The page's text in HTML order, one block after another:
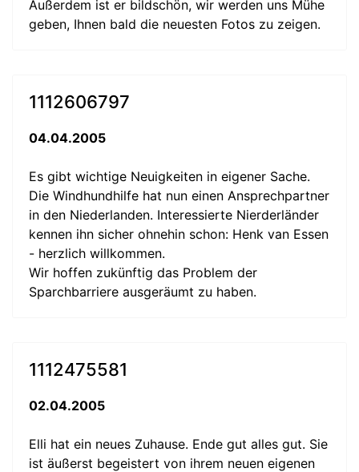
Außerdem ist er bildschön, wir werden uns Mühe
geben, Ihnen bald die neuesten Fotos zu zeigen.
1112606797
04.04.2005
Es gibt wichtige Neuigkeiten in eigener Sache.
Die Windhundhilfe hat nun einen Ansprechpartner
in den Niederlanden. Interessierte Nierderländer
kennen ihn sicher ohnehin schon: Henk van Essen
- herzlich willkommen.
Wir hoffen zukünftig das Problem der
Sparchbarriere ausgeräumt zu haben.
1112475581
02.04.2005
Elli hat ein neues Zuhause. Ende gut alles gut. Sie
ist äußerst begeistert von ihrem neuen eigenen